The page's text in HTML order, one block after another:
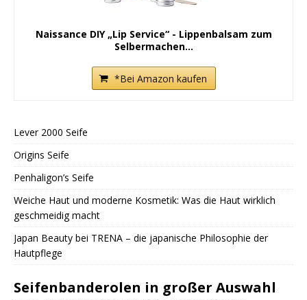
Naissance DIY „Lip Service“ - Lippenbalsam zum
Selbermachen...
*Bei Amazon kaufen
Lever 2000 Seife
Origins Seife
Penhaligon’s Seife
Weiche Haut und moderne Kosmetik: Was die Haut wirklich
geschmeidig macht
Japan Beauty bei TRENA – die japanische Philosophie der
Hautpflege
Seifenbanderolen in großer Auswahl